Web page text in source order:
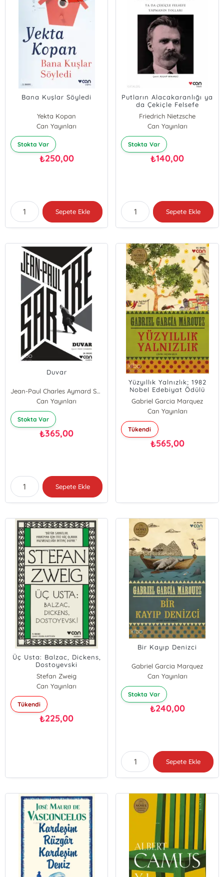
Bana Kuşlar Söyledi
Yekta Kopan
Can Yayınları
Stokta Var
₺250,00
Sepete Ekle
Putların Alacakaranlığı ya
da Çekiçle Felsefe
Yapmanın Yolları
Friedrich Nietzsche
Can Yayınları
Stokta Var
₺140,00
Sepete Ekle
Duvar
Jean-Paul Charles Aymard Sartre
Can Yayınları
Stokta Var
₺365,00
Sepete Ekle
Yüzyıllık Yalnızlık; 1982
Nobel Edebiyat Ödülü
Gabriel Garcia Marquez
Can Yayınları
Tükendi
₺565,00
Üç Usta: Balzac, Dickens,
Dostoyevski
Stefan Zweig
Can Yayınları
Tükendi
₺225,00
Bir Kayıp Denizci
Gabriel Garcia Marquez
Can Yayınları
Stokta Var
₺240,00
Sepete Ekle